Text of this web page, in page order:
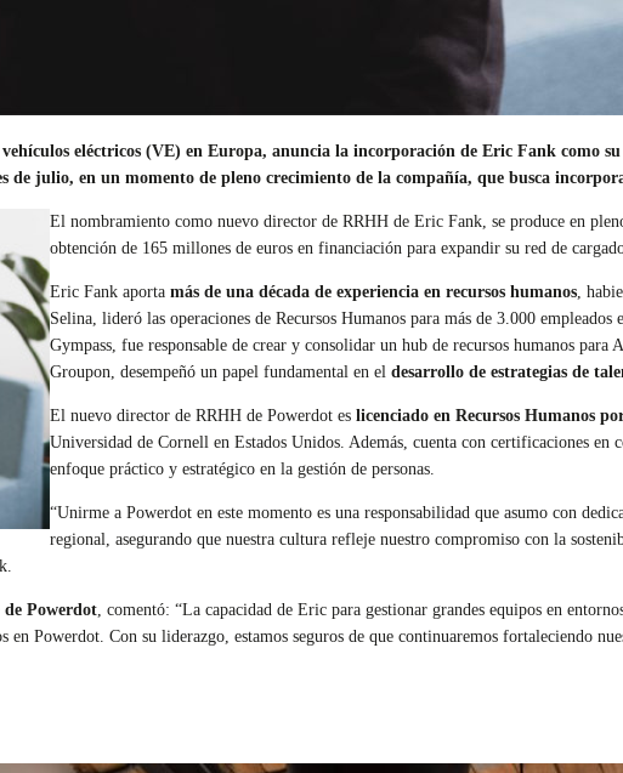
eléctricos (VE) en Europa, anuncia la incorporación de Eric Fank como
de julio, en un momento de pleno crecimiento de la compañía, que busca
El nombramiento como nuevo director de RRHH de Eric Fank, se produce en
obtención de 165 millones de euros en financiación para expandir su red de
Eric Fank aporta más de una década de experiencia en recursos humanos ,
Selina, lideró las operaciones de Recursos Humanos para más de 3.000 empleados
Gympass, fue responsable de crear y consolidar un hub de recursos humanos
Groupon, desempeñó un papel fundamental en el desarrollo de estrategias de
El nuevo director de RRHH de Powerdot es licenciado en Recursos Humanos
Universidad de Cornell en Estados Unidos. Además, cuenta con certificaciones
enfoque práctico y estratégico en la gestión de personas.
“Unirme a Powerdot en este momento es una responsabilidad que asumo con
regional, asegurando que nuestra cultura refleje nuestro compromiso con la
Powerdot , comentó: “La capacidad de Eric para gestionar grandes equipos en
en Powerdot. Con su liderazgo, estamos seguros de que continuaremos fortaleciendo